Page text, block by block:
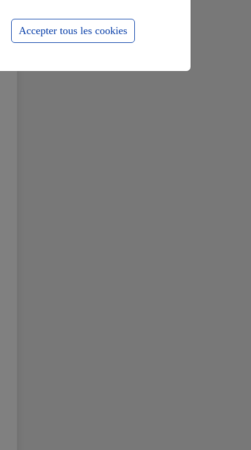
Accepter tous les cookies